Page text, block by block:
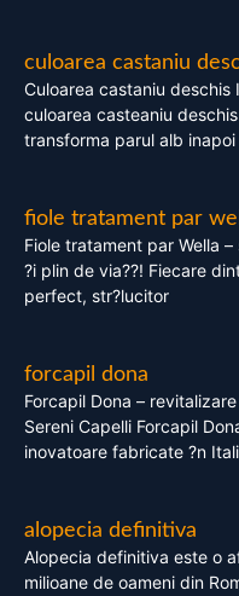
culoarea castaniu
Culoarea castaniu
culoarea casteaniu
transforma parul alb inapoi
fiole tratament par
Fiole tratament par Wella
?i plin de via??! Fiecare
perfect, str?lucitor
forcapil dona
Forcapil Dona –
Sereni Capelli Forcapil
inovatoare fabricate ?n
alopecia definitiva
Alopecia definitiva este o
milioane de oameni din